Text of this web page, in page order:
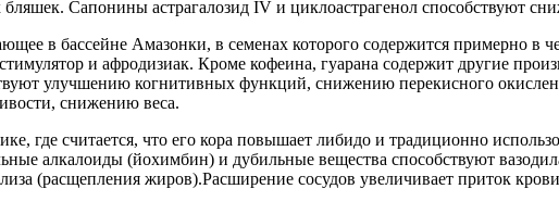
Сапонины астрагалозид IV и циклоастрагенол способствуют
в бассейне Амазонки, в семенах которого содержится примерно в
и афродизиак. Кроме кофеина, гуарана содержит другие
улучшению когнитивных функций, снижению перекисного
снижению веса.
где считается, что его кора повышает либидо и традиционно
алкалоиды (йохимбин) и дубильные вещества способствуют
(расщепления жиров).Расширение сосудов увеличивает приток